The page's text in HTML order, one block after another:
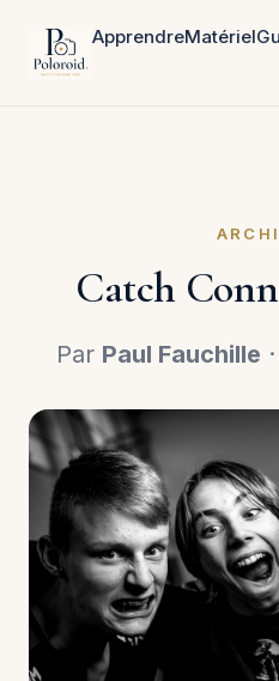
ApprendreMatériel
Catch
Par Paul Fauchille